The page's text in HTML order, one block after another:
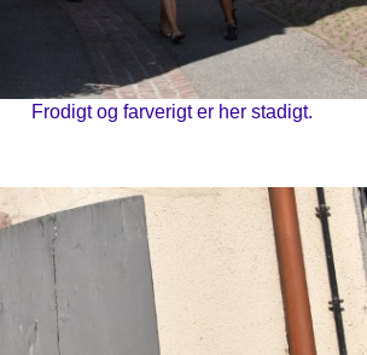
Frodigt og farverigt er her stadigt.